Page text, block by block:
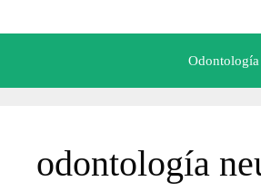
odontología